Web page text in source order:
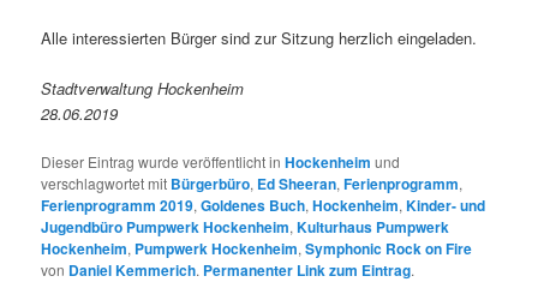
Alle interessierten Bürger sind zur Sitzung herzlich eingeladen.
Stadtverwaltung Hockenheim
28.06.2019
Dieser Eintrag wurde veröffentlicht inHockenheim und
verschlagwortet mit Bürgerbüro, Ed Sheeran,Ferienprogramm,
Ferienprogramm 2019,Goldenes Buch,Hockenheim,Kinder- und
Jugendbüro Pumpwerk Hockenheim,Kulturhaus Pumpwerk
Hockenheim, Pumpwerk Hockenheim,Symphonic Rock on Fire
von Daniel Kemmerich. Permanenter Link zum Eintrag.